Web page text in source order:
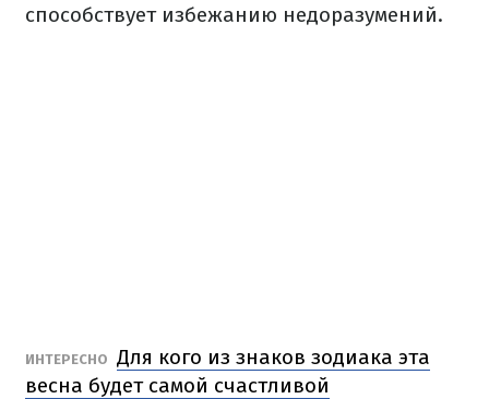
способствует избежанию недоразумений.
ИНТЕРЕСНО Для кого из знаков зодиака эта
весна будет самой счастливой